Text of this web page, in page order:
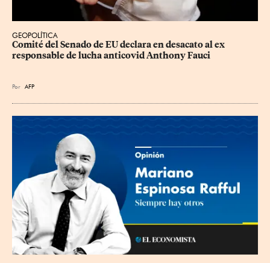
GEOPOLÍTICA
Comité del Senado de EU declara en desacato al ex
responsable de lucha anticovid Anthony Fauci
Por AFP